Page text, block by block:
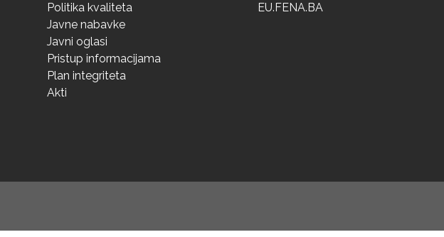
Politika kvaliteta
Javne nabavke
Javni oglasi
Pristup informacijama
Plan integriteta
Akti
EU.FENA.BA